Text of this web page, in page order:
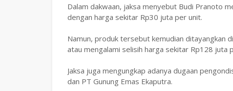
Dalam dakwaan, jaksa menyebut Budi Pranoto
dengan harga sekitar Rp30 juta per unit.
Namun, produk tersebut kemudian ditayangkan
atau mengalami selisih harga sekitar Rp128 juta
Jaksa juga mengungkap adanya dugaan
dan PT Gunung Emas Ekaputra.